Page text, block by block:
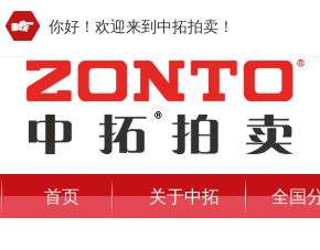
你好！欢迎来到中拓拍卖！
首页 关于中拓 全国